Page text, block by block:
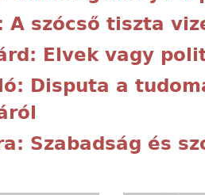
A szócső tiszta
Elvek vagy
Disputa a
Szabadság és